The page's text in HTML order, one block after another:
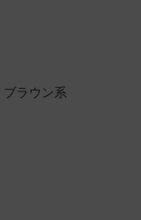
ブラウン系